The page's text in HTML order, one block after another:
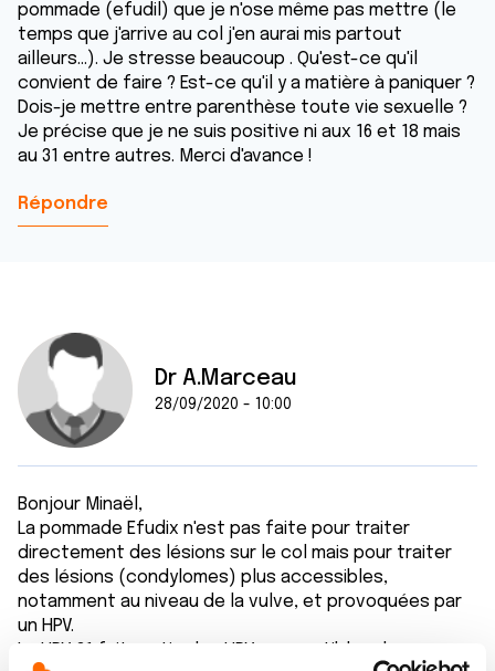
pommade (efudil) que je n'ose même pas mettre (le
temps que j'arrive au col j'en aurai mis partout
ailleurs...). Je stresse beaucoup . Qu'est-ce qu'il
convient de faire ? Est-ce qu'il y a matière à paniquer ?
Dois-je mettre entre parenthèse toute vie sexuelle ?
Je précise que je ne suis positive ni aux 16 et 18 mais
au 31 entre autres. Merci d'avance !
Répondre
Dr A.Marceau
28/09/2020 - 10:00
Bonjour Minaël,
La pommade Efudix n'est pas faite pour traiter
directement des lésions sur le col mais pour traiter
des lésions (condylomes) plus accessibles,
notamment au niveau de la vulve, et provoquées par
un HPV.